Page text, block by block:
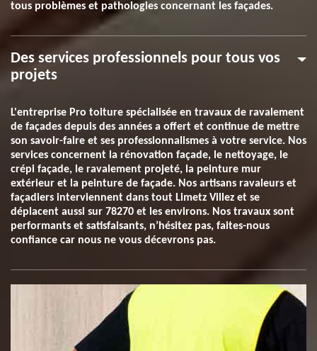
tous problèmes et pathologies concernant les façades.
Des services professionnels pour tous vos
projets
L'entreprise Pro toiture spécialisée en travaux de ravalement
de façades depuis des années a offert et continue de mettre
son savoir-faire et ses professionnalismes à votre service. Nos
services concernent la rénovation façade, le nettoyage, le
crépi façade, le ravalement projeté, la peinture mur
extérieur et la peinture de façade. Nos artisans ravaleurs et
façadiers interviennent dans tout Limetz Villez et se
déplacent aussi sur 78270 et les environs. Nos travaux sont
performants et satisfaisants, n’hésitez pas, faites-nous
confiance car nous ne vous décevrons pas.